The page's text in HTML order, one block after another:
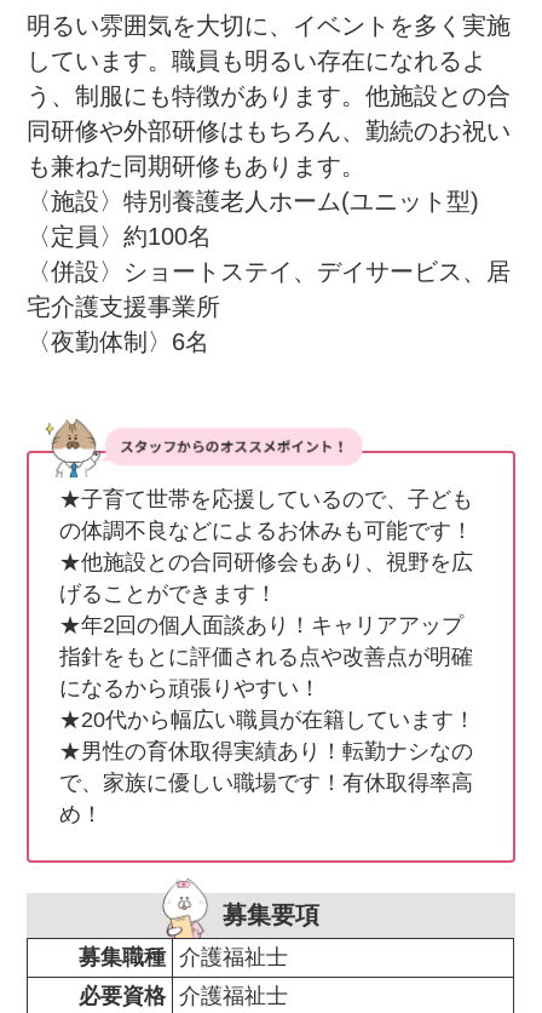
明るい雰囲気を大切に、イベントを多く実施
しています。職員も明るい存在になれるよ
う、制服にも特徴があります。他施設との合
同研修や外部研修はもちろん、勤続のお祝い
も兼ねた同期研修もあります。
〈施設〉特別養護老人ホーム(ユニット型)
〈定員〉約100名
〈併設〉ショートステイ、デイサービス、居
宅介護支援事業所
〈夜勤体制〉6名
★子育て世帯を応援しているので、子ども
の体調不良などによるお休みも可能です！
★他施設との合同研修会もあり、視野を広
げることができます！
★年2回の個人面談あり！キャリアアップ
指針をもとに評価される点や改善点が明確
になるから頑張りやすい！
★20代から幅広い職員が在籍しています！
★男性の育休取得実績あり！転勤ナシなの
で、家族に優しい職場です！有休取得率高
め！
募集要項
募集職種 介護福祉士
必要資格 介護福祉士